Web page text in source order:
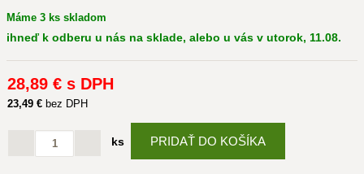
Máme 3 ks skladom
ihneď k odberu u nás na sklade, alebo u vás v utorok, 11.08.
28,89 € s DPH
23,49 € bez DPH
ks PRIDAŤ DO KOŠÍKA